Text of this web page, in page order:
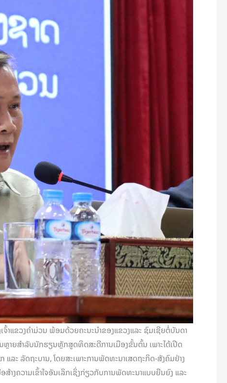
າແຂວງຄໍາມ່ວນ ພ້ອມດ້ວຍຄະນະນຳຂອງແຂວງແລະ ຊົມເຊີຍຕໍ່ບັນດາ
ຫຼາຍສຳລັບນັກຮຽນຫຼັກສູດທິດສະດີການເມືອງຂັ້ນຕົ້ນ ເພາະໄດ້ເປີດ
ະ ລັດຖະບານ, ໂດຍສະເພາະການພັດທະນາເສດຖະກິດ-ສັງຄົມຢ່າງ
ງຄວາມເຂົ້າໃຈອັນເລິກເຊິ່ງກ່ຽວກັບການພັດທະນາແບບຍືນຍົງ ແລະ